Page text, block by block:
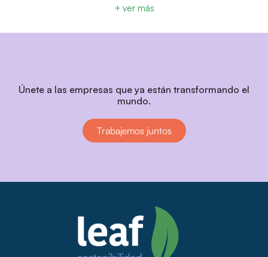
+ ver más
Únete a las empresas que ya están transformando el
mundo.
Trabajemos juntos